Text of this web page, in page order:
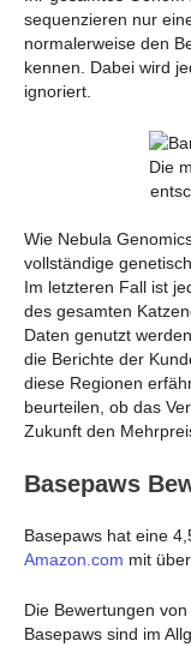
sequenzieren nur
normalerweise den
kennen. Dabei wird
ignoriert.
Die
Wie Nebula
vollständige
Im letzteren Fall ist
des gesamten
Daten genutzt
die Berichte der
diese Regionen
beurteilen, ob das
Zukunft den
Basepaws
Basepaws hat eine
Amazon.com mit
Die Bewertungen
Basepaws sind im